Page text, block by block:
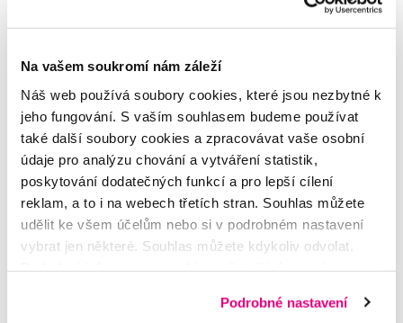
Na vašem soukromí nám záleží
Náš web používá soubory cookies, které jsou nezbytné k
jeho fungování. S vaším souhlasem budeme používat
také další soubory cookies a zpracovávat vaše osobní
údaje pro analýzu chování a vytváření statistik,
poskytování dodatečných funkcí a pro lepší cílení
reklam, a to i na webech třetích stran. Souhlas můžete
udělit ke všem účelům nebo si v podrobném nastavení
vybrat jen některé. Souhlas můžete kdykoliv odvolat.
Podrobné nastavení
Složení
Použití
Manuál